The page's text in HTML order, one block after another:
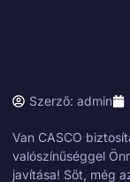
Szerző: admin
Van CASCO
valószínűséggel
javítása! Sőt, még